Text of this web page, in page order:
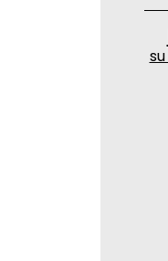
su